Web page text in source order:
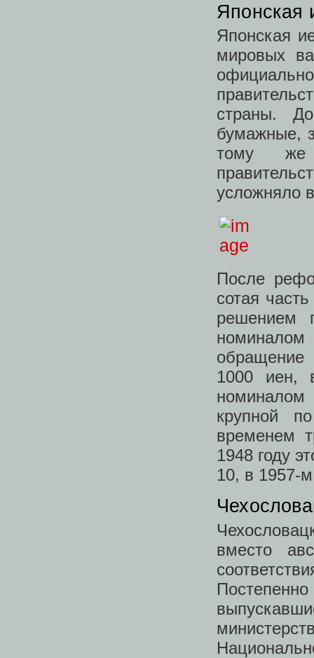
Японская
Японская
мировых
страны.
бумажные,
тому же
усложняло
После
сотая
решением
обращение
1000 иен,
номиналом
крупной
временем
1948 году
10, в 1957-
вместо